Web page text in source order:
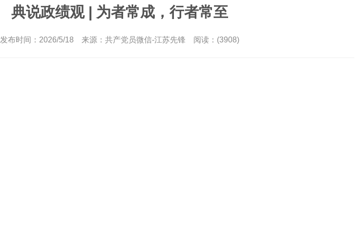
典说政绩观 | 为者常成，行者常至
发布时间：2026/5/18 来源：共产党员微信-江苏先锋 阅读：(3908)